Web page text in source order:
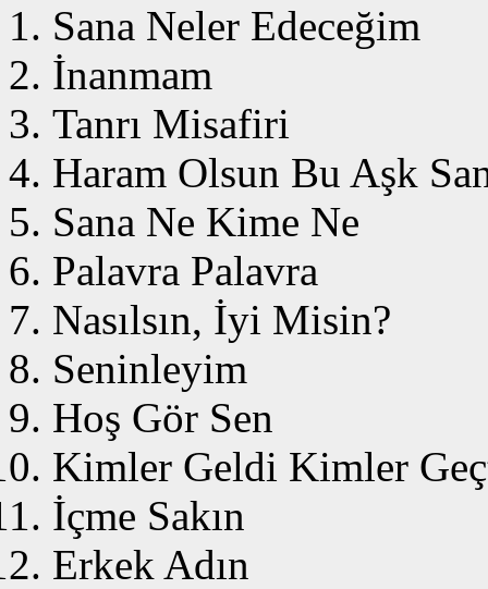
Sana Neler Edeceğim
İnanmam
Tanrı Misafiri
Haram Olsun Bu Aşk
Sana Ne Kime Ne
Palavra Palavra
Nasılsın, İyi Misin?
Seninleyim
Hoş Gör Sen
Kimler Geldi Kimler
İçme Sakın
Erkek Adın